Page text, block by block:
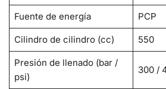
Fuente de energía PCP
Cilindro de cilindro (cc) 550
Presión de llenado (bar /
psi)
300 /